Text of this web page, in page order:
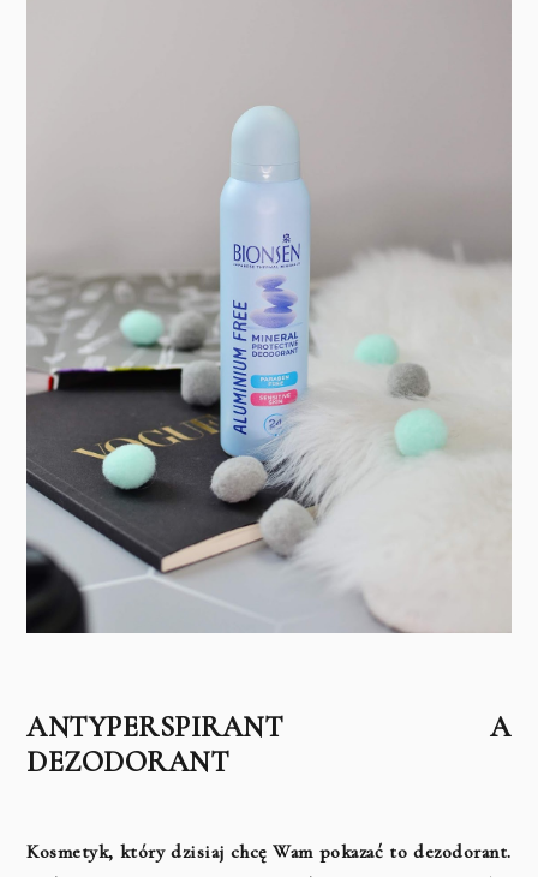
ANTYPERSPIRANT A
DEZODORANT
Kosmetyk, który dzisiaj chcę Wam pokazać to dezodorant.